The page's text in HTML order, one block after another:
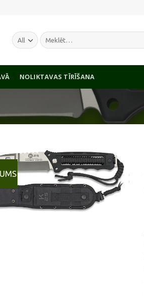
Meklēt:
NOLIKTAVAS TĪRĪŠANA
Pievienot
vēlmju